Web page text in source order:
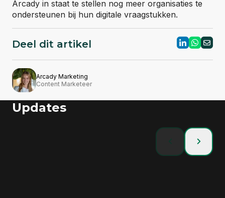
Arcady in staat te stellen nog meer organisaties te
ondersteunen bij hun digitale vraagstukken.
Deel dit artikel
Arcady Marketing
Content Marketeer
Updates